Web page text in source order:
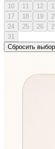
10
11 12
17
18 19
24
25 26
31
Сбросить